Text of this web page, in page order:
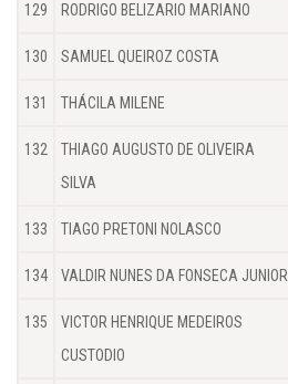
129 RODRIGO BELIZARIO MARIANO
130 SAMUEL QUEIROZ COSTA
131 THÁCILA MILENE
132
THIAGO AUGUSTO DE OLIVEIRA
SILVA
133 TIAGO PRETONI NOLASCO
134 VALDIR NUNES DA FONSECA JUNIOR
135
VICTOR HENRIQUE MEDEIROS
CUSTODIO